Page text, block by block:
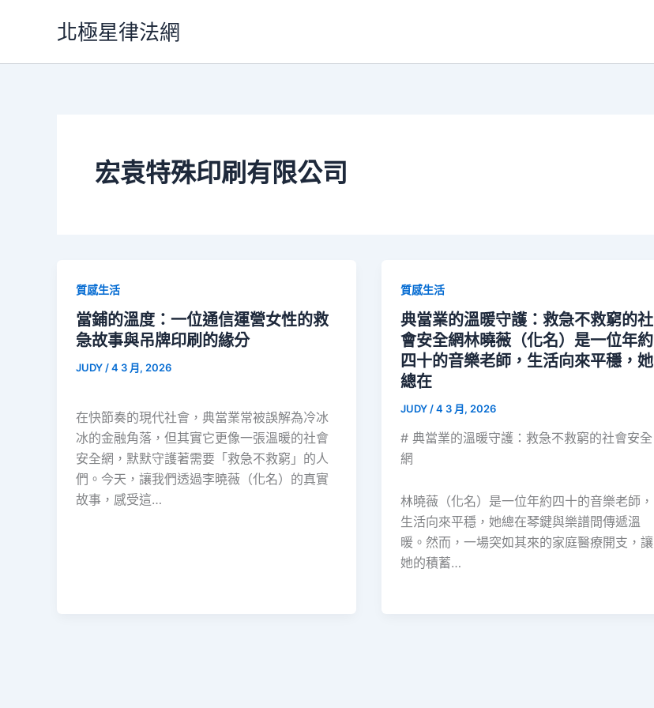
北極星律法網
宏袁特殊印刷有限公司
質感生活
當鋪的溫度：一位通信運營女性的救
急故事與吊牌印刷的緣分
JUDY /4 3 月, 2026
在快節奏的現代社會，典當業常被誤解為冷冰
冰的金融角落，但其實它更像一張溫暖的社會
安全網，默默守護著需要「救急不救窮」的人
們。今天，讓我們透過李曉薇（化名）的真實
故事，感受這…
質感生活
典當業的溫暖守護：救急不救窮的社
會安全網林曉薇（化名）是一位年約
四十的音樂老師，生活向來平穩，她
總在
JUDY /4 3 月, 2026
# 典當業的溫暖守護：救急不救窮的社會安全
網
林曉薇（化名）是一位年約四十的音樂老師，
生活向來平穩，她總在琴鍵與樂譜間傳遞溫
暖。然而，一場突如其來的家庭醫療開支，讓
她的積蓄…